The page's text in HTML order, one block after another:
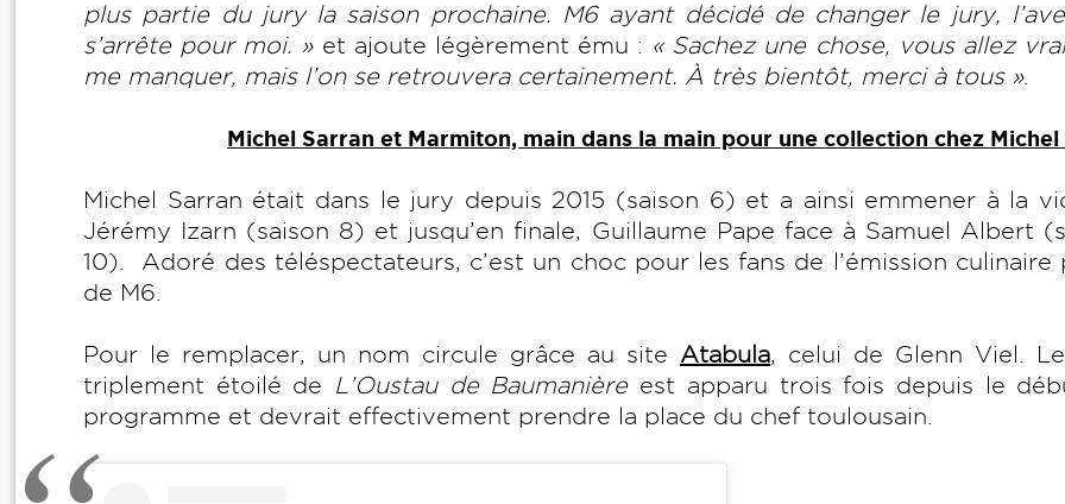
plus partie du jury la saison prochaine. M6 ayant décidé de changer le jury,
s’arrête pour moi. »et ajoute légèrement ému : « Sachez une chose, vous allez
me manquer, mais l’on se retrouvera certainement. À très bientôt, merci à tous ».
Michel Sarran et Marmiton, main dans la main pour une collection chez Michel
Michel Sarran était dans le jury depuis 2015 (saison 6) et a ainsi emmener à la
Jérémy Izarn (saison 8) et jusqu’en finale, Guillaume Pape face à Samuel Albert
10). Adoré des téléspectateurs, c’est un choc pour les fans de l’émission culinaire
de M6.
Pour le remplacer, un nom circule grâce au site Atabula, celui de Glenn Viel.
triplement étoilé de L’Oustau de Baumanièreest apparu trois fois depuis le
programme et devrait effectivement prendre la place du chef toulousain.